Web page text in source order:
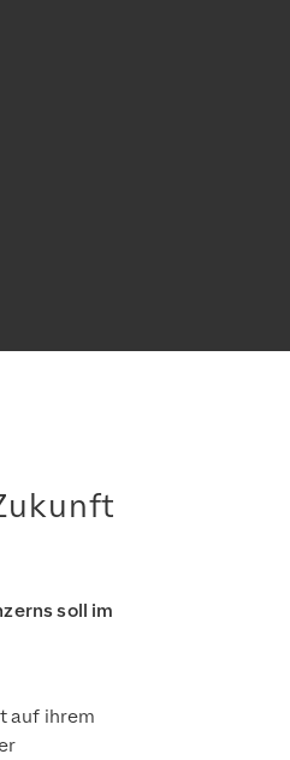
soll im
auf ihrem